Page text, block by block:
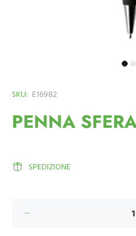
SKU: E16982
PENNA
SPEDIZIONE